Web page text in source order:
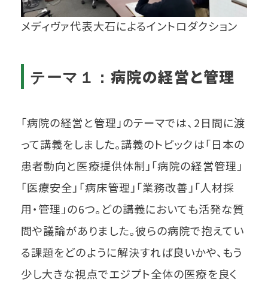
メディヴァ代表大石によるイントロダクション
テーマ１： 病院の経営と管理
「病院の経営と管理」のテーマでは、2日間に渡
って講義をしました。講義のトピックは「日本の
患者動向と医療提供体制」「病院の経営管理」
「医療安全」「病床管理」「業務改善」「人材採
用・管理」の6つ。どの講義においても活発な質
問や議論がありました。彼らの病院で抱えてい
る課題をどのように解決すれば良いかや、もう
少し大きな視点でエジプト全体の医療を良く